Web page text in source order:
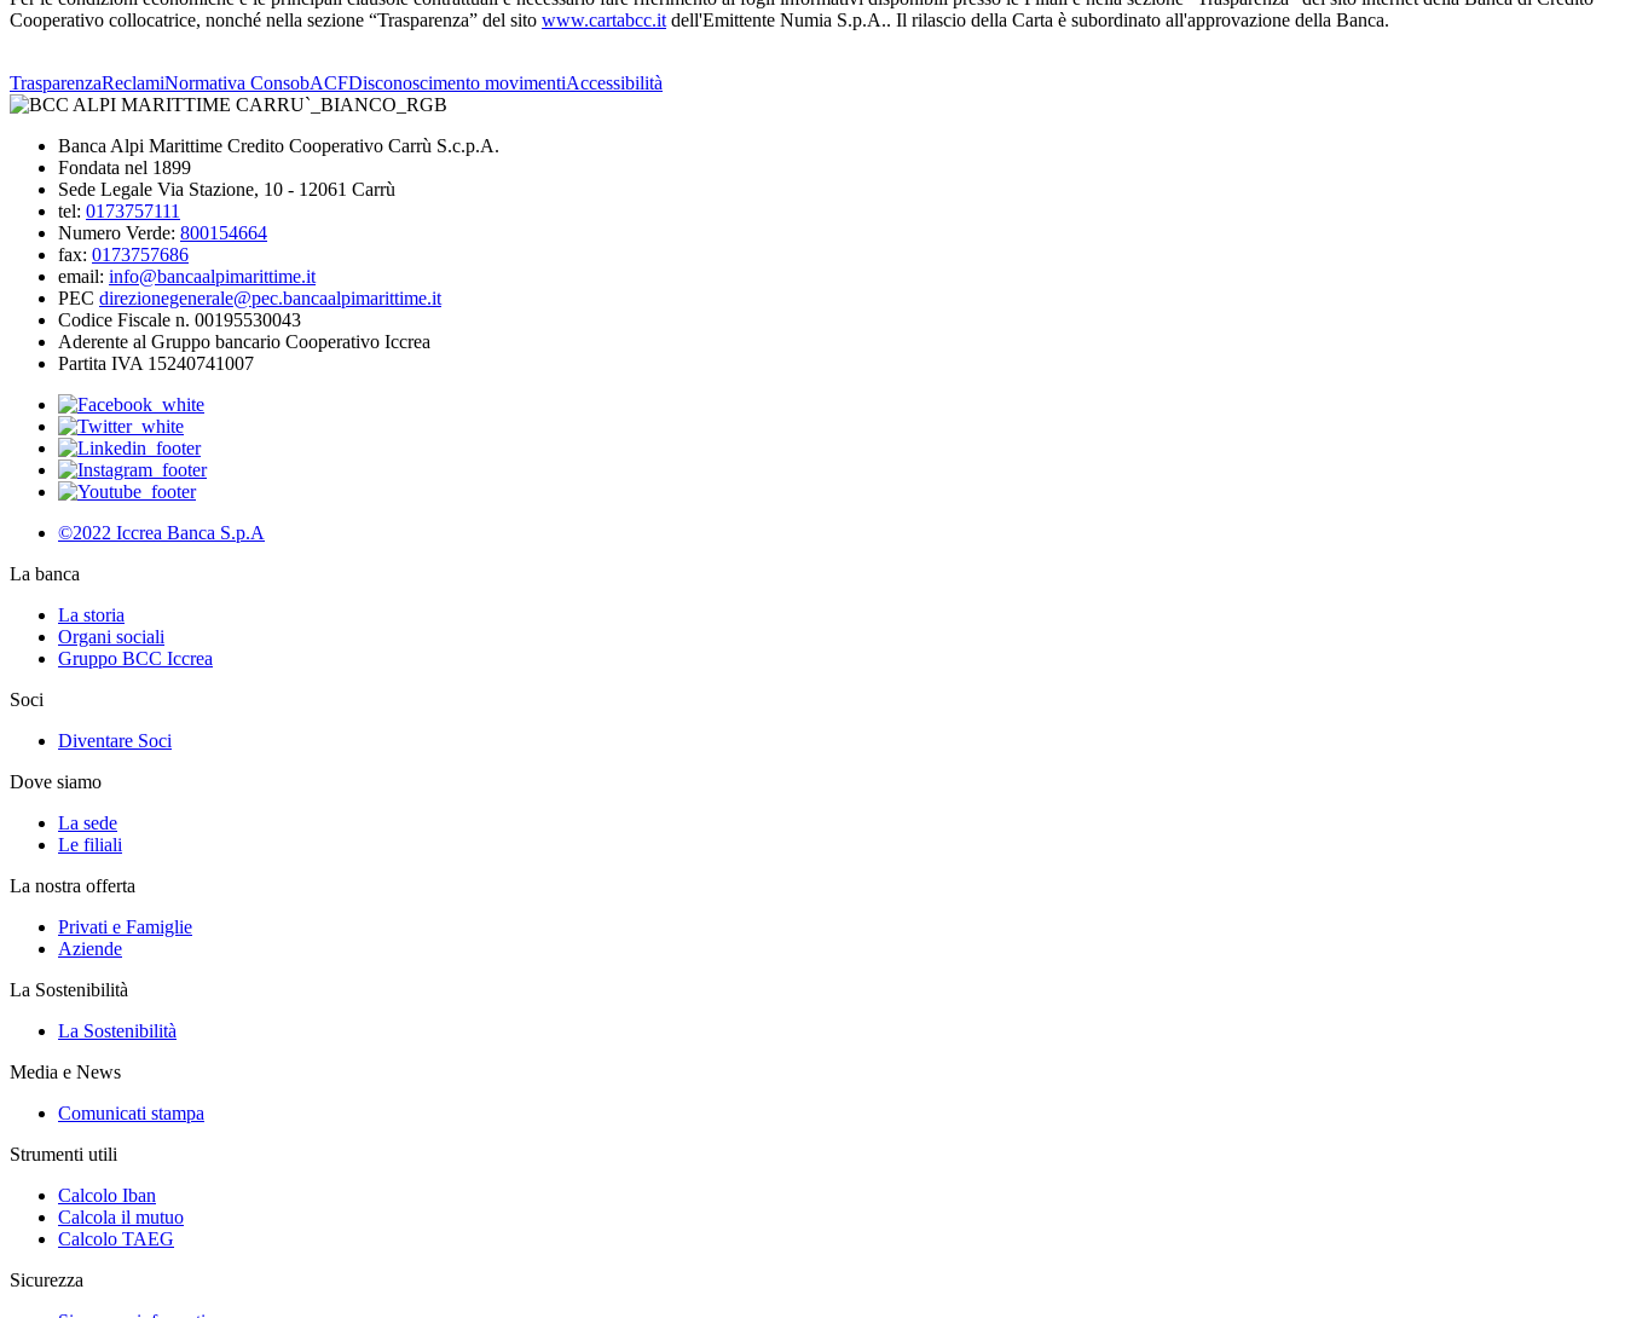
Cooperativo collocatrice, nonché nella sezione “Trasparenza” del sito www.cartabcc.it dell'Emittente Numia S.p.A.. Il rilascio della Carta è subordinato all'approvazione della Banca.
TrasparenzaReclamiNormativa ConsobACFDisconoscimento movimentiAccessibilità
Banca Alpi Marittime Credito Cooperativo Carrù S.c.p.A.
Fondata nel 1899
Sede Legale Via Stazione, 10 - 12061 Carrù
tel: 0173757111
Numero Verde: 800154664
fax: 0173757686
email: info@bancaalpimarittime.it
PEC direzionegenerale@pec.bancaalpimarittime.it
Codice Fiscale n. 00195530043
Aderente al Gruppo bancario Cooperativo Iccrea
Partita IVA 15240741007
©2022 Iccrea Banca S.p.A
La banca
La storia
Organi sociali
Gruppo BCC Iccrea
Soci
Diventare Soci
Dove siamo
La sede
Le filiali
La nostra offerta
Privati e Famiglie
Aziende
La Sostenibilità
La Sostenibilità
Media e News
Comunicati stampa
Strumenti utili
Calcolo Iban
Calcola il mutuo
Calcolo TAEG
Sicurezza